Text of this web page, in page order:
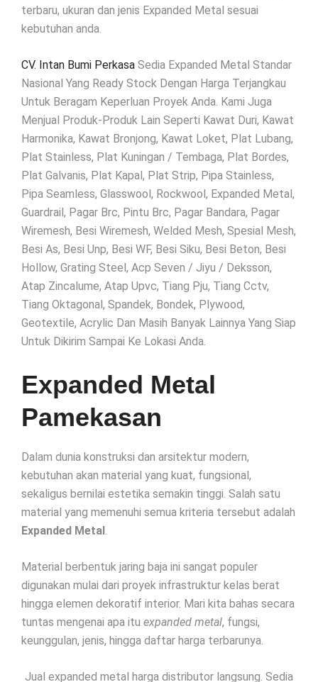
terbaru, ukuran dan jenis Expanded Metal sesuai
kebutuhan anda.
CV. Intan Bumi Perkasa Sedia Expanded Metal Standar
Nasional Yang Ready Stock Dengan Harga Terjangkau
Untuk Beragam Keperluan Proyek Anda. Kami Juga
Menjual Produk-Produk Lain Seperti Kawat Duri, Kawat
Harmonika, Kawat Bronjong, Kawat Loket, Plat Lubang,
Plat Stainless, Plat Kuningan / Tembaga, Plat Bordes,
Plat Galvanis, Plat Kapal, Plat Strip, Pipa Stainless,
Pipa Seamless, Glasswool, Rockwool, Expanded Metal,
Guardrail, Pagar Brc, Pintu Brc, Pagar Bandara, Pagar
Wiremesh, Besi Wiremesh, Welded Mesh, Spesial Mesh,
Besi As, Besi Unp, Besi WF, Besi Siku, Besi Beton, Besi
Hollow, Grating Steel, Acp Seven / Jiyu / Deksson,
Atap Zincalume, Atap Upvc, Tiang Pju, Tiang Cctv,
Tiang Oktagonal, Spandek, Bondek, Plywood,
Geotextile, Acrylic Dan Masih Banyak Lainnya Yang Siap
Untuk Dikirim Sampai Ke Lokasi Anda.
Expanded Metal
Pamekasan
Dalam dunia konstruksi dan arsitektur modern,
kebutuhan akan material yang kuat, fungsional,
sekaligus bernilai estetika semakin tinggi. Salah satu
material yang memenuhi semua kriteria tersebut adalah
Expanded Metal.
Material berbentuk jaring baja ini sangat populer
digunakan mulai dari proyek infrastruktur kelas berat
hingga elemen dekoratif interior. Mari kita bahas secara
tuntas mengenai apa itu expanded metal, fungsi,
keunggulan, jenis, hingga daftar harga terbarunya.
Jual expanded metal harga distributor langsung. Sedia